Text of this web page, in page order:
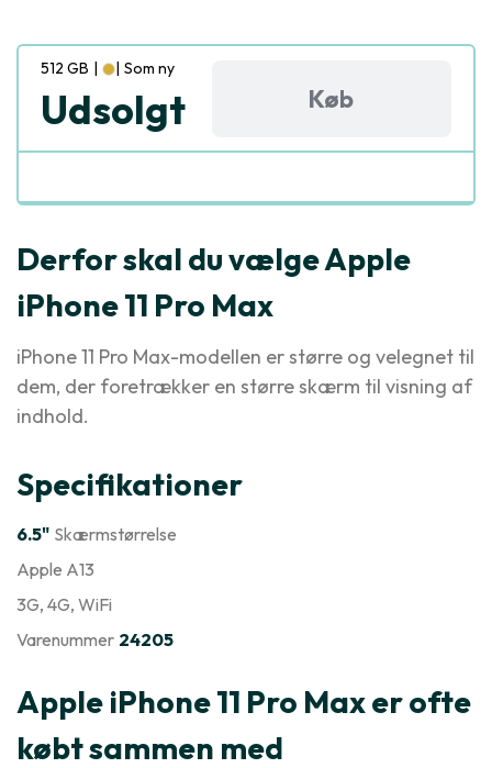
512 GB | | Som ny
Udsolgt Køb
Derfor skal du vælge Apple
iPhone 11 Pro Max
iPhone 11 Pro Max-modellen er større og velegnet til
dem, der foretrækker en større skærm til visning af
indhold.
Specifikationer
6.5" Skærmstørrelse
Apple A13
3G, 4G, WiFi
Varenummer 24205
Apple iPhone 11 Pro Max er ofte
købt sammen med